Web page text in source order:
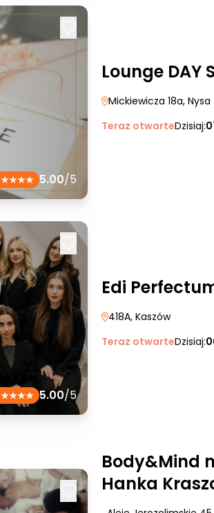
5.00/5
Lounge DAY
Mickiewicza 18a, Nysa
Teraz otwarteDzisiaj:
5.00/5
Edi
418A, Kaszów
Teraz otwarteDzisiaj:
Body&Mind
Hanka